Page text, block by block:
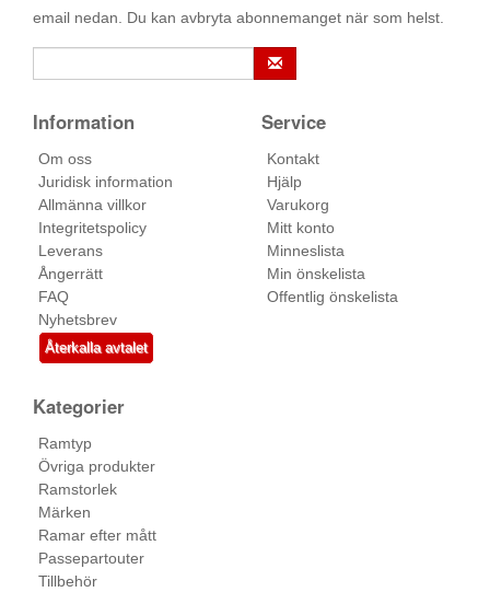
email nedan. Du kan avbryta abonnemanget när som helst.
Information
Om oss
Juridisk information
Allmänna villkor
Integritetspolicy
Leverans
Ångerrätt
FAQ
Nyhetsbrev
Återkalla avtalet
Service
Kontakt
Hjälp
Varukorg
Mitt konto
Minneslista
Min önskelista
Offentlig önskelista
Kategorier
Ramtyp
Övriga produkter
Ramstorlek
Märken
Ramar efter mått
Passepartouter
Tillbehör